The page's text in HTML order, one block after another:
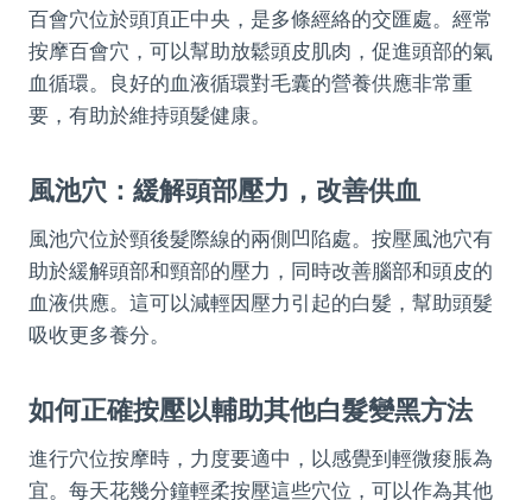
百會穴位於頭頂正中央，是多條經絡的交匯處。經常
按摩百會穴，可以幫助放鬆頭皮肌肉，促進頭部的氣
血循環。良好的血液循環對毛囊的營養供應非常重
要，有助於維持頭髮健康。
風池穴：緩解頭部壓力，改善供血
風池穴位於頸後髮際線的兩側凹陷處。按壓風池穴有
助於緩解頭部和頸部的壓力，同時改善腦部和頭皮的
血液供應。這可以減輕因壓力引起的白髮，幫助頭髮
吸收更多養分。
如何正確按壓以輔助其他白髮變黑方法
進行穴位按摩時，力度要適中，以感覺到輕微痠脹為
宜。每天花幾分鐘輕柔按壓這些穴位，可以作為其他